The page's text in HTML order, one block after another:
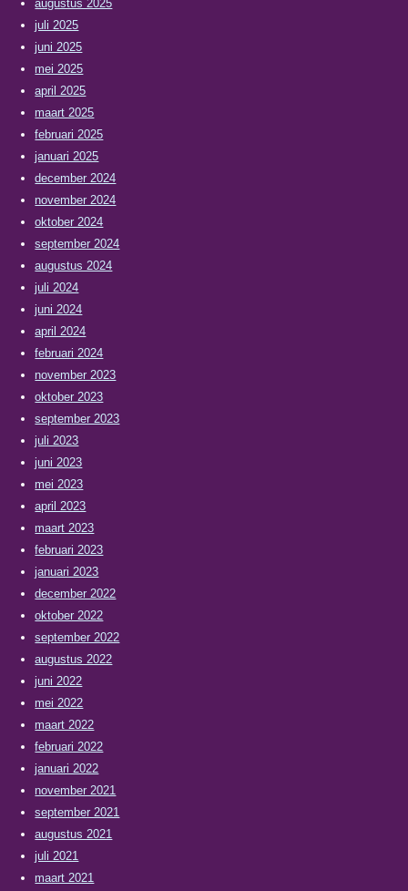
augustus 2025
juli 2025
juni 2025
mei 2025
april 2025
maart 2025
februari 2025
januari 2025
december 2024
november 2024
oktober 2024
september 2024
augustus 2024
juli 2024
juni 2024
april 2024
februari 2024
november 2023
oktober 2023
september 2023
juli 2023
juni 2023
mei 2023
april 2023
maart 2023
februari 2023
januari 2023
december 2022
oktober 2022
september 2022
augustus 2022
juni 2022
mei 2022
maart 2022
februari 2022
januari 2022
november 2021
september 2021
augustus 2021
juli 2021
maart 2021